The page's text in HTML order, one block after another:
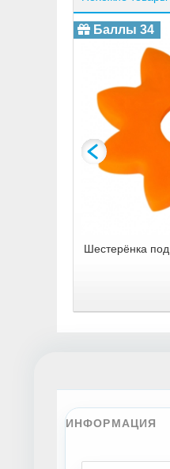
Шестерёнка
Баллы 34
ИНФОРМАЦИЯ